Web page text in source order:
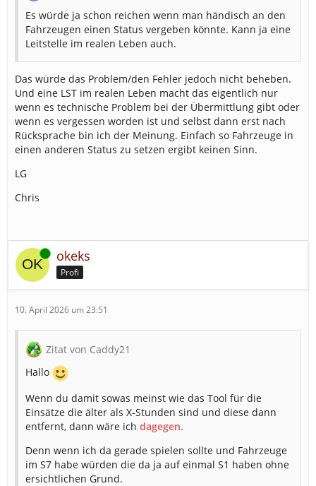
Es würde ja schon reichen wenn man händisch an den
Fahrzeugen einen Status vergeben könnte. Kann ja eine
Leitstelle im realen Leben auch.
Das würde das Problem/den Fehler jedoch nicht beheben.
Und eine LST im realen Leben macht das eigentlich nur
wenn es technische Problem bei der Übermittlung gibt oder
wenn es vergessen worden ist und selbst dann erst nach
Rücksprache bin ich der Meinung. Einfach so Fahrzeuge in
einen anderen Status zu setzen ergibt keinen Sinn.
LG
Chris
Online okeks
Profi
10. April 2026 um 23:51
Zitat von Caddy21
Hallo
Wenn du damit sowas meinst wie das Tool für die
Einsätze die älter als X-Stunden sind und diese dann
entfernt, dann wäre ich dagegen.
Denn wenn ich da gerade spielen sollte und Fahrzeuge
im S7 habe würden die da ja auf einmal S1 haben ohne
ersichtlichen Grund.